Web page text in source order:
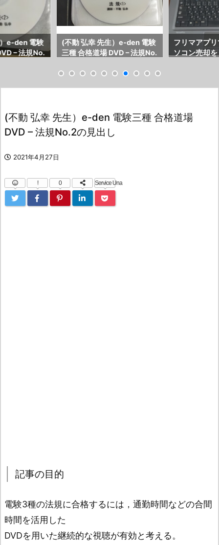
e-den 電験
– 法規No.
(不動 弘幸 先生）e-den 電験
三種 合格道場 DVD – 法規No.
フリマアプ
ソコン売却
(不動 弘幸 先生）e-den 電験三種 合格道場
DVD – 法規No.2の見出し
2021年4月27日
! 0 Service Una
記事の目的
電験3種の法規に合格するには，通勤時間などの合間
時間を活用した
DVDを用いた継続的な視聴が有効と考える。